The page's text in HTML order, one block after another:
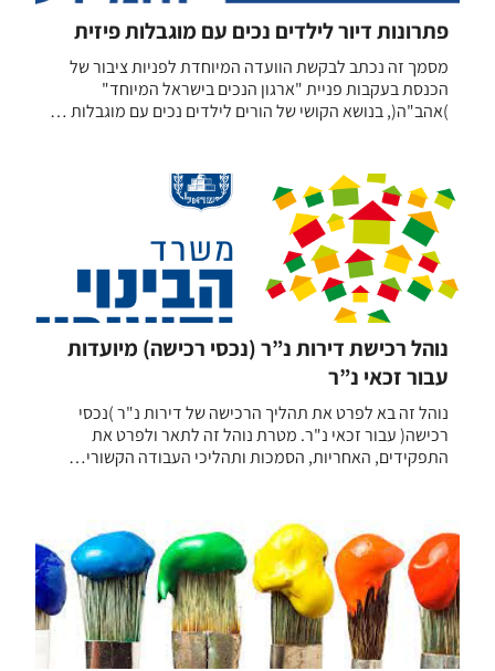
פתרונות דיור לילדים נכים עם מוגבלות פיזית
מסמך זה נכתב לבקשת הוועדה המיוחדת לפניות ציבור של
הכנסת בעקבות פניית "ארגון הנכים בישראל המיוחד"
)אהב"ה(, בנושא הקושי של הורים לילדים נכים עם מוגבלות …
נוהל רכישת דירות נ”ר (נכסי רכישה) מיועדות
עבור זכאי נ”ר
נוהל זה בא לפרט את תהליך הרכישה של דירות נ"ר )נכסי
רכישה( עבור זכאי נ"ר. מטרת נוהל זה לתאר ולפרט את
התפקידים, האחריות, הסמכות ותהליכי העבודה הקשורי…